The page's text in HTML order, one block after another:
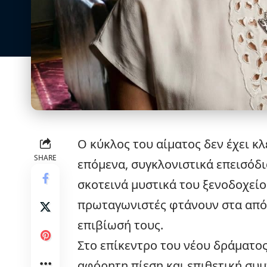
SHARE
Ο κύκλος του αίματος δεν έχει
επόμενα, συγκλονιστικά
σκοτεινά μυστικά του
πρωταγωνιστές φτάνουν στα
επιβίωσή τους.
Στο επίκεντρο του νέου